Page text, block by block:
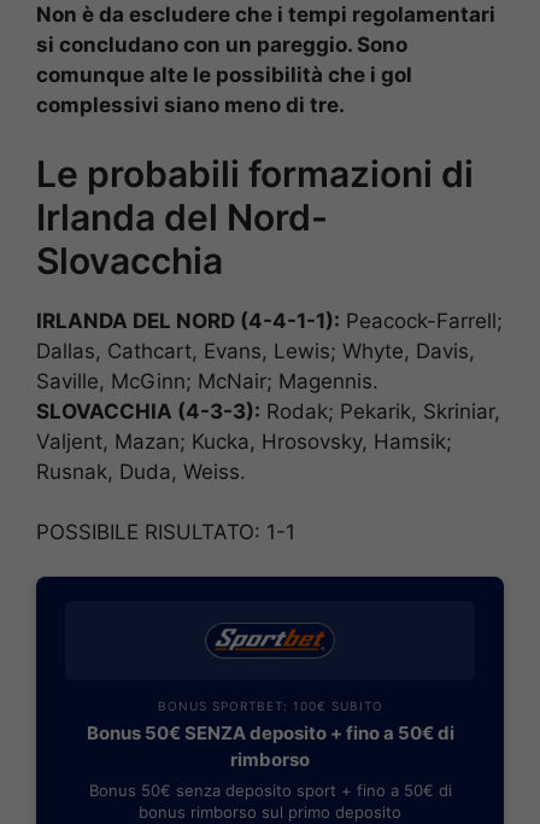
Non è da escludere che i tempi regolamentari
si concludano con un pareggio. Sono
comunque alte le possibilità che i gol
complessivi siano meno di tre.
Le probabili formazioni di
Irlanda del Nord-
Slovacchia
IRLANDA DEL NORD (4-4-1-1): Peacock-Farrell;
Dallas, Cathcart, Evans, Lewis; Whyte, Davis,
Saville, McGinn; McNair; Magennis.
SLOVACCHIA (4-3-3): Rodak; Pekarik, Skriniar,
Valjent, Mazan; Kucka, Hrosovsky, Hamsik;
Rusnak, Duda, Weiss.
POSSIBILE RISULTATO: 1-1
BONUS SPORTBET: 100€ SUBITO
Bonus 50€ SENZA deposito + fino a 50€ di
rimborso
Bonus 50€ senza deposito sport + fino a 50€ di
bonus rimborso sul primo deposito